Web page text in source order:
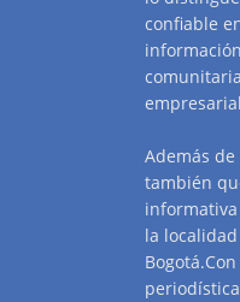
confiable
Además
también
la